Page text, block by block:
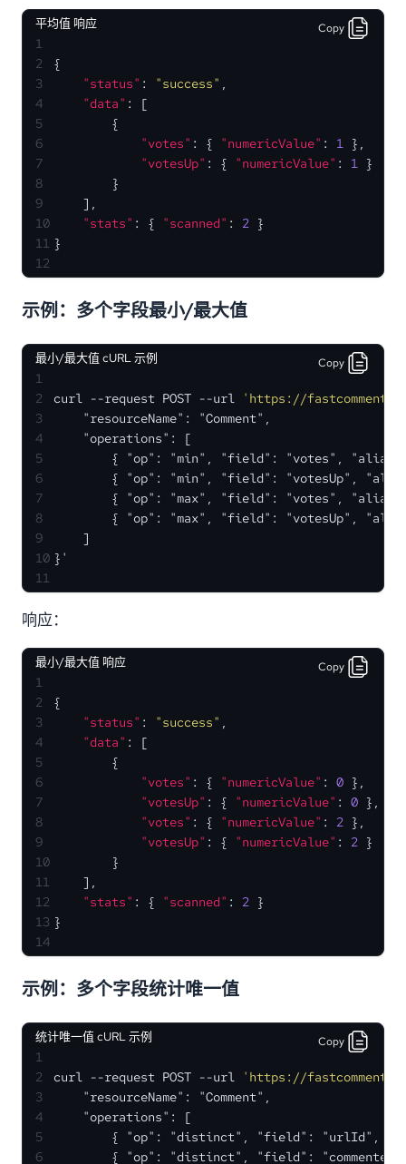
平均值 响应 Copy
1
2
{
3
"status" : "success" ,
4
"data" :
[
5
{
6
"votes" : { "numericValue" : 1 } ,
7
"votesUp" : { "numericValue" : 1 }
8
}
9
] ,
10
"stats" : { "scanned" : 2 }
11 }
12
示例：多个字段最小/最大值
最小/最大值 cURL 示例 Copy
1
2
curl --request POST --url
'https://
3
    "resourceName": "Comment",
4
    "operations": [
5
{ "op": "min", "field": "votes",
6
{ "op": "min", "field": "votesUp",
7
{ "op": "max", "field": "votes",
8
{ "op": "max", "field": "votesUp",
9
    ]
10 }'
11
响应：
最小/最大值 响应 Copy
1
2
{
3
"status" : "success" ,
4
"data" :
[
5
{
6
"votes" : { "numericValue" : 0 } ,
7
"votesUp" : { "numericValue" : 0 } ,
8
"votes" : { "numericValue" : 2 } ,
9
"votesUp" : { "numericValue" : 2 }
10
}
11
] ,
12
"stats" : { "scanned" : 2 }
13 }
14
示例：多个字段统计唯一值
统计唯一值 cURL 示例 Copy
1
2
curl --request POST --url
'https://
3
    "resourceName": "Comment",
4
    "operations": [
5
{ "op": "distinct", "field": "urlId",
6
{ "op": "distinct", "field":